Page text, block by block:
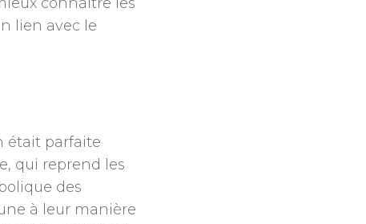
lien avec le
était parfaite
qui reprend les
des
à leur manière